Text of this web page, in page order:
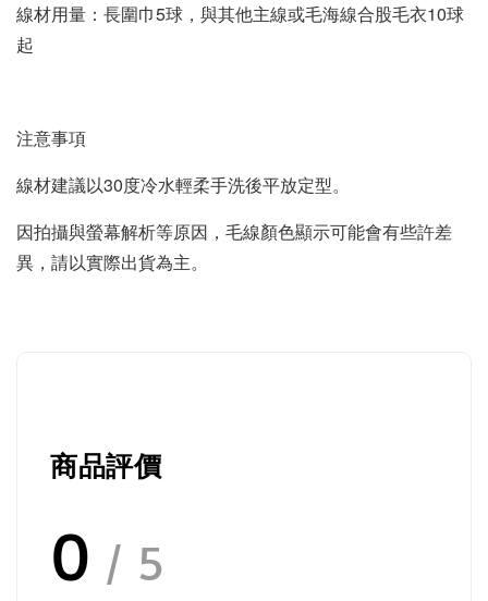
線材用量：長圍巾5球，與其他主線或毛海線合股毛衣10球
起
注意事項
線材建議以30度冷水輕柔手洗後平放定型。
因拍攝與螢幕解析等原因，毛線顏色顯示可能會有些許差
異，請以實際出貨為主。
商品評價
0 / 5